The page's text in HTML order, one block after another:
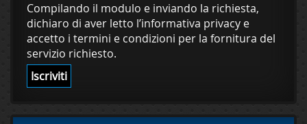
Compilando il modulo e inviando la richiesta,
dichiaro di aver letto l’informativa privacy e
accetto i termini e condizioni per la fornitura del
servizio richiesto.